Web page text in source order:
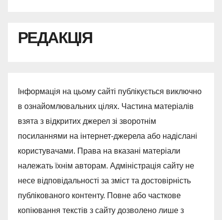
РЕДАКЦІЯ
Інформація на цьому сайті публікується виключно
в ознайомлювальних цілях. Частина матеріалів
взята з відкритих джерел зі зворотнім
посиланнями на інтернет-джерела або надіслані
користувачами. Права на вказані матеріали
належать їхнім авторам. Адміністрація сайту не
несе відповідальності за зміст та достовірність
публікованого контенту. Повне або часткове
копіювання текстів з сайту дозволено лише з